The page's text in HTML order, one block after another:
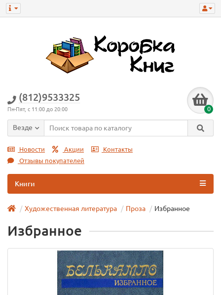
(812)9533325
Пн-Пят, с 11:00 до 20:00 0
Везде
Новости Акции
Контакты
Отзывы покупателей
Книги
Художественная литература Проза Избранное
Избранное